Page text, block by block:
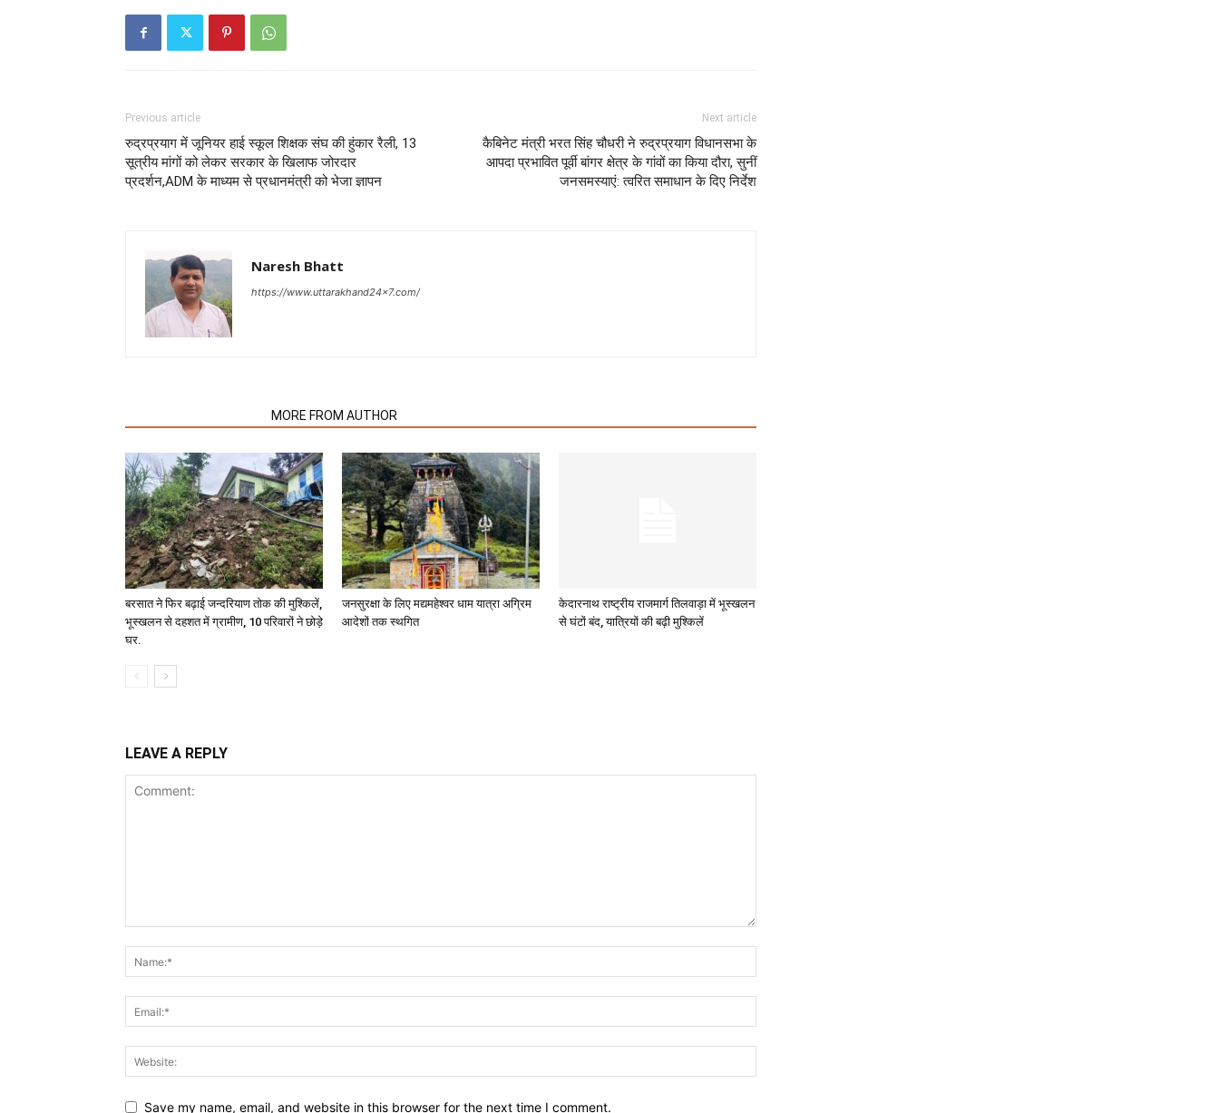
Previous article
रुद्रप्रयाग में जूनियर हाई स्कूल शिक्षक संघ की हुंकार रैली, 13
सूत्रीय मांगों को लेकर सरकार के खिलाफ जोरदार
प्रदर्शन,ADM के माध्यम से प्रधानमंत्री को भेजा ज्ञापन
Next article
कैबिनेट मंत्री भरत सिंह चौधरी ने रुद्रप्रयाग विधानसभा के
आपदा प्रभावित पूर्वी बांगर क्षेत्र के गांवों का किया दौरा, सुनीं
जनसमस्याएं: त्वरित समाधान के दिए निर्देश
Naresh Bhatt
https://www.uttarakhand24x7.com/
MORE FROM AUTHOR
बरसात ने फिर बढ़ाई जन्दरियाण तोक की मुश्किलें,
भूस्खलन से दहशत में ग्रामीण, 10 परिवारों ने छोड़े
घर.
जनसुरक्षा के लिए मद्यमहेश्वर धाम यात्रा अग्रिम
आदेशों तक स्थगित
केदारनाथ राष्ट्रीय राजमार्ग तिलवाड़ा में भूस्खलन
से घंटों बंद, यात्रियों की बढ़ी मुश्किलें
LEAVE A REPLY
Save my name, email, and website in this browser for the next time I comment.